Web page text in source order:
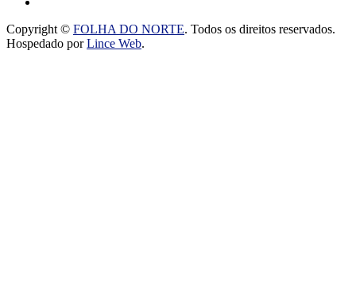
Copyright © FOLHA DO NORTE. Todos os direitos reservados.
Hospedado porLince Web.